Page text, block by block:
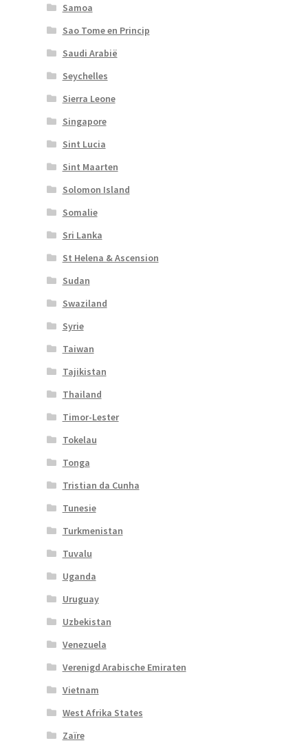
Samoa
Sao Tome en Princip
Saudi Arabië
Seychelles
Sierra Leone
Singapore
Sint Lucia
Sint Maarten
Solomon Island
Somalie
Sri Lanka
St Helena & Ascension
Sudan
Swaziland
Syrie
Taiwan
Tajikistan
Thailand
Timor-Lester
Tokelau
Tonga
Tristian da Cunha
Tunesie
Turkmenistan
Tuvalu
Uganda
Uruguay
Uzbekistan
Venezuela
Verenigd Arabische Emiraten
Vietnam
West Afrika States
Zaïre